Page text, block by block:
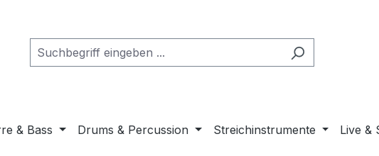
& Bass Drums & Percussion Streichinstrumente Live &